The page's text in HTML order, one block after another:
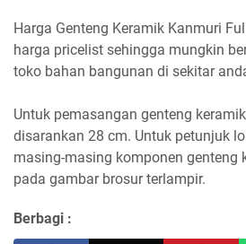
Harga Genteng Keramik Kanmuri
harga pricelist sehingga mungkin
toko bahan bangunan di sekitar
Untuk pemasangan genteng
disarankan 28 cm. Untuk petunjuk
masing-masing komponen genteng
pada gambar brosur terlampir.
Berbagi :